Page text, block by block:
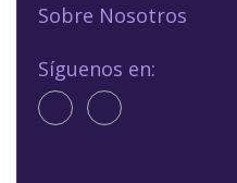
Sobre Nosotros
Síguenos en: